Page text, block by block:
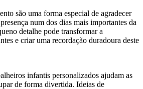
são uma forma especial de agradecer
num dos dias mais importantes da
detalhe pode transformar a
e criar uma recordação duradoura deste